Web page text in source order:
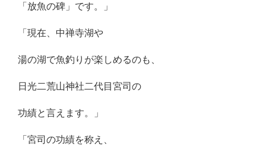
「放魚の碑」です。」
「現在、中禅寺湖や
湯の湖で魚釣りが楽しめるのも、
日光二荒山神社二代目宮司の
功績と言えます。」
「宮司の功績を称え、